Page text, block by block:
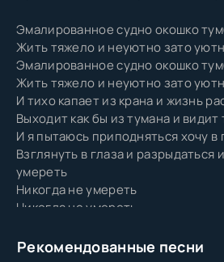
Эмалированное судно окошко
Жить тяжело и неуютно зато
Эмалированное судно окошко
Жить тяжело и неуютно зато
И тихо капает из крана и жизнь
Выходит как бы из тумана и видит
И я пытаюсь приподняться хочу в
Взглянуть в глаза и разрыдаться
умереть
Никогда не умереть
Никогда не умереть
Никогда не умереть никогда не
Рекомендованные песни